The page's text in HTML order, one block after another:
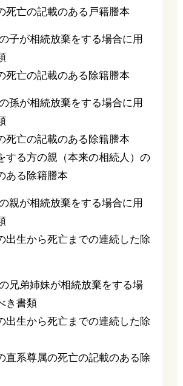
死亡の記載のある戸籍謄本
子が相続放棄をする場合に用
死亡の記載のある除籍謄本
孫が相続放棄をする場合に用
死亡の記載のある除籍謄本
する方の親（本来の相続人）の
ある除籍謄本
親が相続放棄をする場合に用
出生から死亡までの連続した除
兄弟姉妹が相続放棄をする場
き書類
出生から死亡までの連続した除
直系尊属の死亡の記載のある除